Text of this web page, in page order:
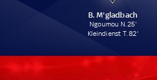
B. M'gladbach
Ngoumou N. 25'
Kleindienst T. 82'